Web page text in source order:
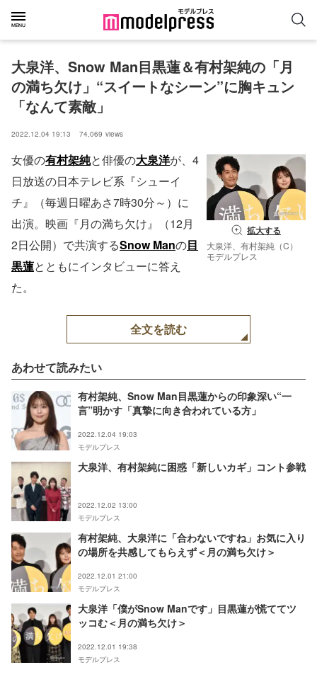
大泉洋、Snow Man目黒蓮＆有村架純の「月
の満ち欠け」“スイートなシーン”に胸キュン
「なんて素敵」
2022.12.04 19:13 74,069 views
拡大する
大泉洋、有村架純（C）
モデルプレス
女優の有村架純と俳優の大泉洋が、4
日放送の日本テレビ系『シューイ
チ』（毎週日曜あさ7時30分～）に
出演。映画『月の満ち欠け』（12月
2日公開）で共演するSnow Manの目
黒蓮とともにインタビューに答え
た。
全文を読む
あわせて読みたい
有村架純、Snow Man目黒蓮からの印象深い“一
言”明かす「真摯に向き合われている方」
2022.12.04 19:03
モデルプレス
大泉洋、有村架純に困惑「新しいカギ」コント参戦
2022.12.02 13:00
モデルプレス
有村架純、大泉洋に「合わないですね」お気に入り
の場所を共感してもらえず＜月の満ち欠け＞
2022.12.01 21:00
モデルプレス
大泉洋「僕がSnow Manです」目黒蓮が慌ててツ
ッコむ＜月の満ち欠け＞
2022.12.01 19:38
モデルプレス